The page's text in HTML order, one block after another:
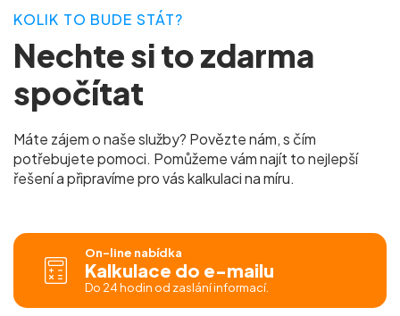
KOLIK TO BUDE STÁT?
Nechte si to zdarma
spočítat
Máte zájem o naše služby? Povězte nám, s čím
potřebujete pomoci. Pomůžeme vám najít to nejlepší
řešení a připravíme pro vás kalkulaci na míru.
On-line nabídka
Kalkulace do e-mailu
Do 24 hodin od zaslání informací.